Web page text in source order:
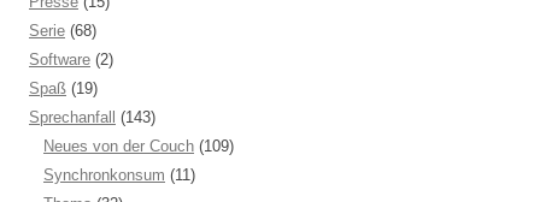
Serie (68)
Software (2)
Spaß (19)
Sprechanfall
(143)
Neues von der Couch (109)
Synchronkonsum (11)